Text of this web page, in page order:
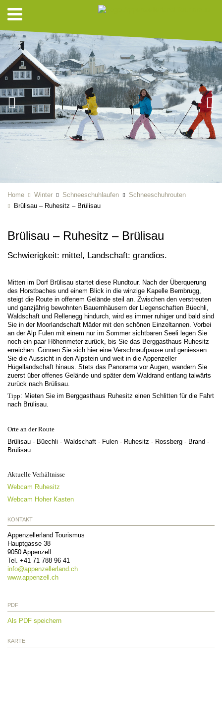
Home Winter Schneeschuhlaufen
Schneeschuhrouten
Brülisau – Ruhesitz – Brülisau
Brülisau – Ruhesitz – Brülisau
Schwierigkeit: mittel, Landschaft: grandios.
Mitten im Dorf Brülisau startet diese Rundtour. Nach der Überquerung
des Horstbaches und einem Blick in die winzige Kapelle Bernbrugg,
steigt die Route in offenem Gelände steil an. Zwischen den verstreuten
und ganzjährig bewohnten Bauernhäusern der Liegenschaften Büechli,
Waldschaft und Rellenegg hindurch, wird es immer ruhiger und bald sind
Sie in der Moorlandschaft Mäder mit den schönen Einzeltannen. Vorbei
an der Alp Fulen mit einem nur im Sommer sichtbaren Seeli legen Sie
noch ein paar Höhenmeter zurück, bis Sie das Berggasthaus Ruhesitz
erreichen. Gönnen Sie sich hier eine Verschnaufpause und geniessen
Sie die Aussicht in den Alpstein und weit in die Appenzeller
Hügellandschaft hinaus. Stets das Panorama vor Augen, wandern Sie
zuerst über offenes Gelände und später dem Waldrand entlang talwärts
zurück nach Brülisau.
Tipp: Mieten Sie im Berggasthaus Ruhesitz einen Schlitten für die Fahrt
nach Brülisau.
Orte an der Route
Brülisau - Büechli - Waldschaft - Fulen - Ruhesitz - Rossberg - Brand -
Brülisau
Aktuelle Verhältnisse
Webcam Ruhesitz
Webcam Hoher Kasten
KONTAKT
Appenzellerland Tourismus
Hauptgasse 38
9050 Appenzell
Tel. +41 71 788 96 41
info@appenzellerland.ch
www.appenzell.ch
PDF
Als PDF speichern
KARTE